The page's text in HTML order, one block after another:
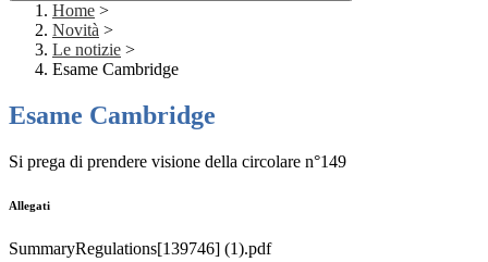
Home >
Novità >
Le notizie >
Esame Cambridge
Esame Cambridge
Si prega di prendere visione della circolare n°149
Allegati
SummaryRegulations[139746] (1).pdf